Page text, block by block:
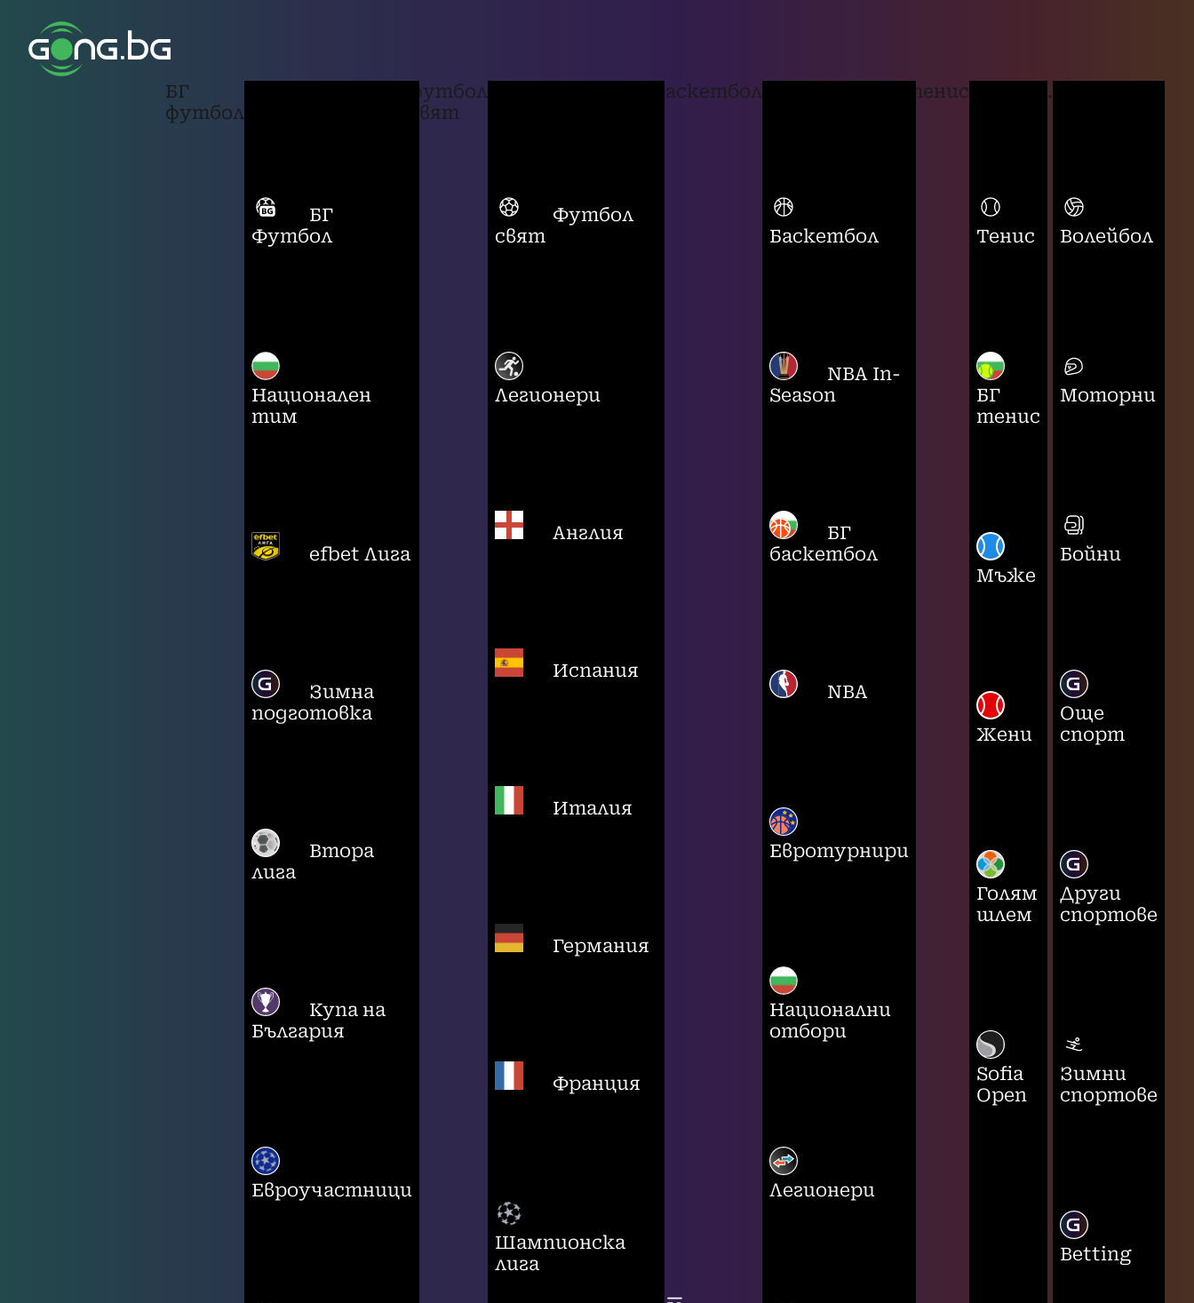
БГ
футбол
БГ
Футбол
Национален
тим
efbet Лига
Зимна
подготовка
Втора
лига
Купа на
България
Евроучастници
футбол
свят
Футбол
свят
Легионери
Англия
Испания
Италия
Германия
Франция
Шампионска
лига
баскетбол
Баскетбол
NBA In-
Season
БГ
баскетбол
NBA
Евротурнири
Национални
отбори
Легионери
тенис
Тенис
БГ
тенис
Мъже
Жени
Голям
шлем
Sofia
Open
...
Волейбол
Моторни
Бойни
Още
спорт
Други
спортове
Зимни
спортове
Betting